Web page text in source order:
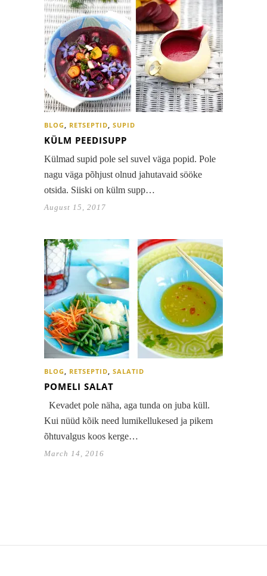
BLOG, RETSEPTID, SUPID
KÜLM PEEDISUPP
Külmad supid pole sel suvel väga popid. Pole
nagu väga põhjust olnud jahutavaid sööke
otsida. Siiski on külm supp…
August 15, 2017
BLOG, RETSEPTID, SALATID
POMELI SALAT
Kevadet pole näha, aga tunda on juba küll.
Kui nüüd kõik need lumikellukesed ja pikem
õhtuvalgus koos kerge…
March 14, 2016